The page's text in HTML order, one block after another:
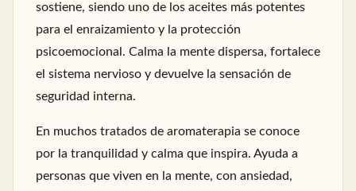
sostiene, siendo uno de los aceites más potentes
para el enraizamiento y la protección
psicoemocional. Calma la mente dispersa, fortalece
el sistema nervioso y devuelve la sensación de
seguridad interna.
En muchos tratados de aromaterapia se conoce
por la tranquilidad y calma que inspira. Ayuda a
personas que viven en la mente, con ansiedad,